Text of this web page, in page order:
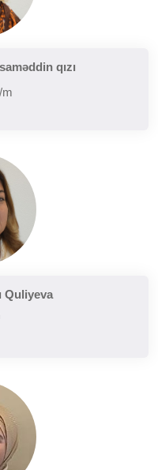
qızı
m
Quliyeva